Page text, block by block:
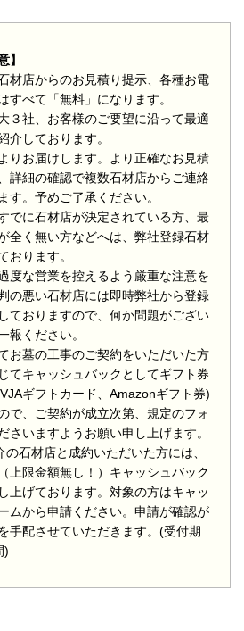
】
材店からのお見積り提示、各種お電
すべて「無料」になります。
３社、お客様のご要望に沿って最適
介しております。
りお届けします。より正確なお見積
詳細の確認で複数石材店からご連絡
す。予めご了承ください。
でに石材店が決定されている方、最
全く無い方などへは、弊社登録石材
おります。
度な営業を控えるよう厳重な注意を
の悪い石材店には即時弊社から登録
ておりますので、何か問題がござい
報ください。
お墓の工事のご契約をいただいた方
てキャッシュバックとしてギフト券
ギフトカード、Amazonギフト券)
で、ご契約が成立次第、規定のフォ
さいますようお願い申し上げます。
石材店と成約いただいた方には、
上限金額無し！）キャッシュバック
上げております。対象の方はキャッ
ムから申請ください。申請が確認が
手配させていただきます。(受付期
)